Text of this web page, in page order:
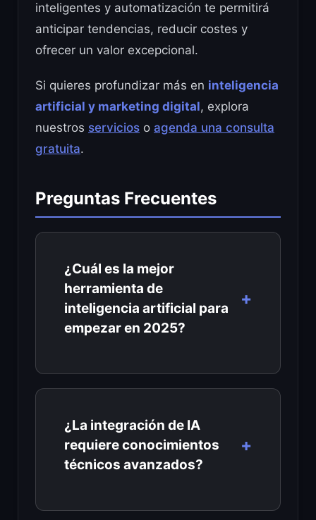
inteligentes y automatización te permitirá
anticipar tendencias, reducir costes y
ofrecer un valor excepcional.
Si quieres profundizar más en inteligencia
artificial y marketing digital, explora
nuestros servicios o agenda una consulta
gratuita.
Preguntas Frecuentes
¿Cuál es la mejor
herramienta de
inteligencia artificial para
empezar en 2025?
¿La integración de IA
requiere conocimientos
técnicos avanzados?